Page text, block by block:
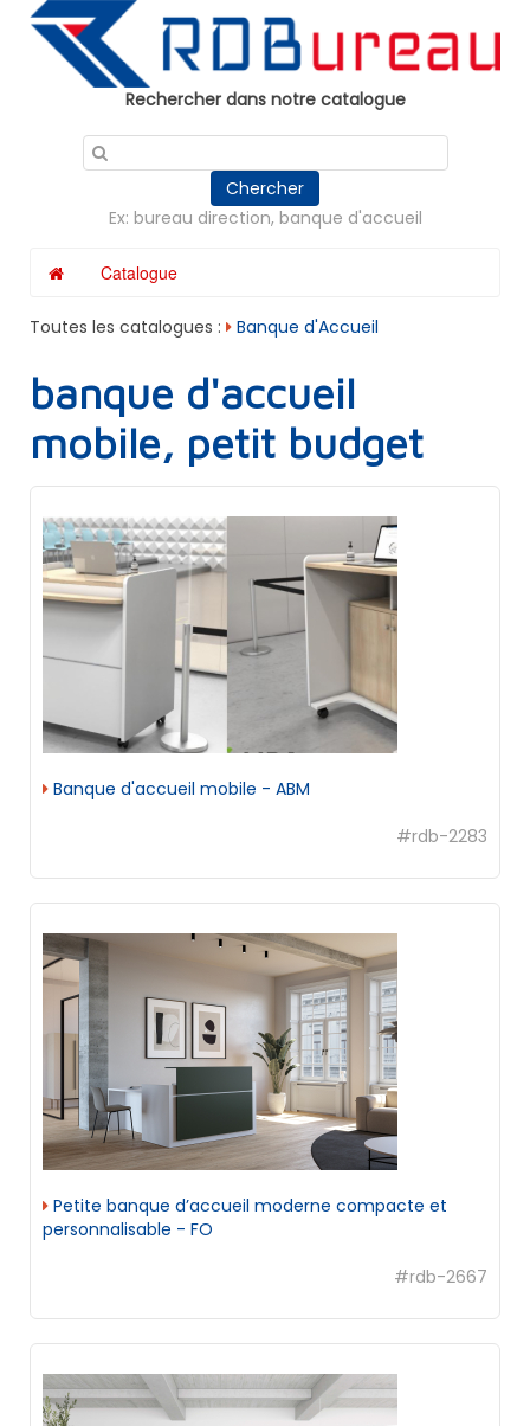
Rechercher dans notre catalogue
Chercher
Ex: bureau direction, banque d'accueil
Catalogue
Toutes les catalogues : Banque d'Accueil
banque d'accueil
mobile, petit budget
Banque d'accueil mobile - ABM
#rdb-2283
Petite banque d’accueil moderne compacte et
personnalisable - FO
#rdb-2667
Panneau de gestion des cookies